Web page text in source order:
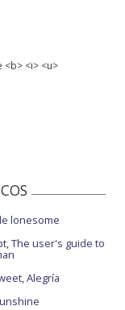
<b> <i> <u>
lonesome
The user's guide to
Alegría